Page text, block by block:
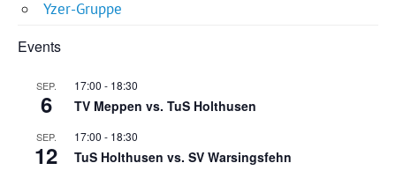
Yzer-Gruppe
Events
SEP.
6
17:00 - 18:30
TV Meppen vs. TuS Holthusen
SEP.
12
17:00 - 18:30
TuS Holthusen vs. SV Warsingsfehn